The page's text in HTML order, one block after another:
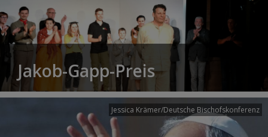
Jakob-Gapp-Preis
Jessica Krämer/Deutsche Bischofskonferenz